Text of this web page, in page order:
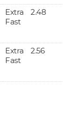
Extra
Fast
2.48
Extra
Fast
2.56